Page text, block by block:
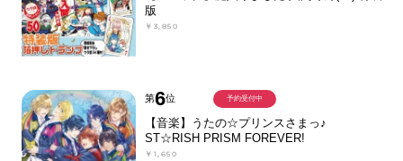
版
￥3,850
第6位
【音楽】うたの☆プリンスさまっ♪
ST☆RISH PRISM FOREVER!
￥1,650
予約受付中